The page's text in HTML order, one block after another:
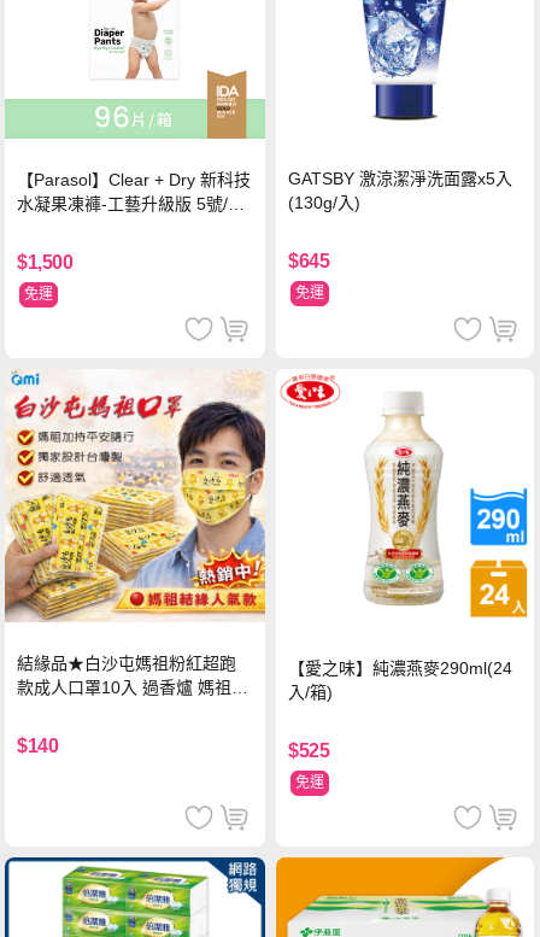
【Parasol】Clear + Dry 新科技
水凝果凍褲-工藝升級版 5號/XL
$1,500
免運
GATSBY 激涼潔淨洗面露x5入
(130g/入)
$645
免運
結緣品★白沙屯媽祖粉紅超跑
款成人口罩10入 過香爐 媽祖加
$140
【愛之味】純濃燕麥290ml(24
入/箱)
$525
免運